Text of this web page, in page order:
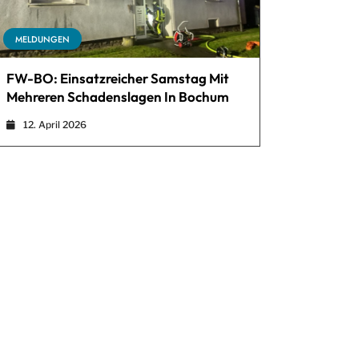
MELDUNGEN
FW-BO: Einsatzreicher Samstag Mit
Mehreren Schadenslagen In Bochum
12. April 2026